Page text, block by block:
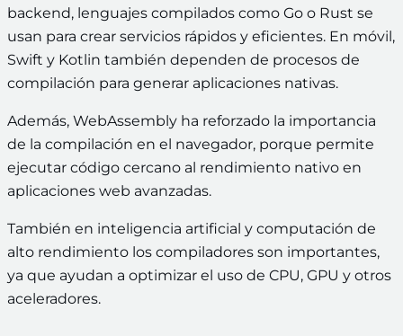
backend, lenguajes compilados como Go o Rust se
usan para crear servicios rápidos y eficientes. En móvil,
Swift y Kotlin también dependen de procesos de
compilación para generar aplicaciones nativas.
Además, WebAssembly ha reforzado la importancia
de la compilación en el navegador, porque permite
ejecutar código cercano al rendimiento nativo en
aplicaciones web avanzadas.
También en inteligencia artificial y computación de
alto rendimiento los compiladores son importantes,
ya que ayudan a optimizar el uso de CPU, GPU y otros
aceleradores.